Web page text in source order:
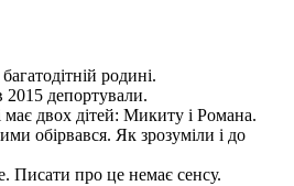
родині.
2015 депортували.
двох дітей: Микиту і Романа.
обірвався. Як зрозуміли і до
Писати про це немає сенсу.